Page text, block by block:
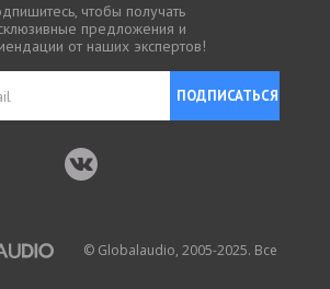
чтобы получать
предложения и
от наших экспертов!
ПОДПИСАТЬСЯ
© Globalaudio, 2005-2025. Все